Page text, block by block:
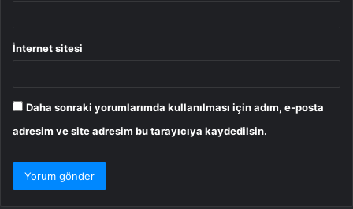
İnternet sitesi
Daha sonraki yorumlarımda kullanılması için adım, e-posta
adresim ve site adresim bu tarayıcıya kaydedilsin.